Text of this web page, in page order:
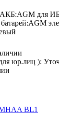
АКБ:AGM для
AGM
юр.лиц ):